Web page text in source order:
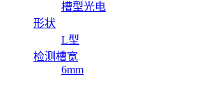
槽型光电
形状
L型
检测槽宽
6mm